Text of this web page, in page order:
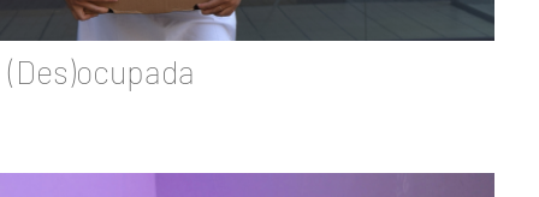
(Des)ocupada